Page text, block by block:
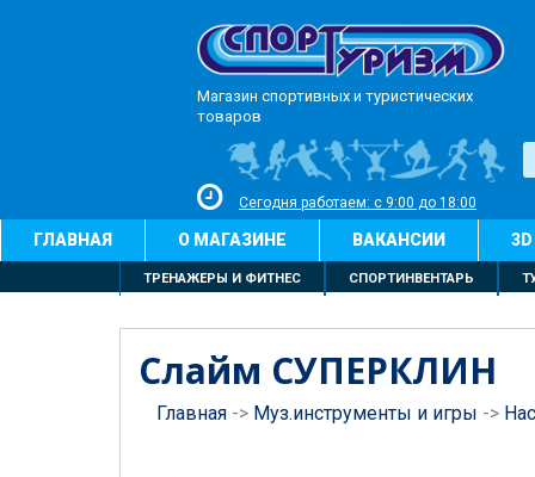
Магазин спортивных и туристических
товаров
Сегодня работаем: с 9:00 до 18:00
ГЛАВНАЯ О МАГАЗИНЕ ВАКАНСИИ
ТРЕНАЖЕРЫ И ФИТНЕС СПОРТИНВЕНТАРЬ
Слайм СУПЕРКЛИН
Главная -> Муз.инструменты и игры ->